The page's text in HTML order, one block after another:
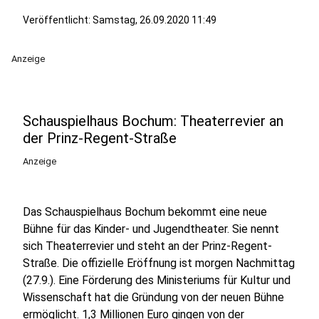
Veröffentlicht: Samstag, 26.09.2020 11:49
Anzeige
Schauspielhaus Bochum: Theaterrevier an
der Prinz-Regent-Straße
Anzeige
Das Schauspielhaus Bochum bekommt eine neue
Bühne für das Kinder- und Jugendtheater. Sie nennt
sich Theaterrevier und steht an der Prinz-Regent-
Straße. Die offizielle Eröffnung ist morgen Nachmittag
(27.9.). Eine Förderung des Ministeriums für Kultur und
Wissenschaft hat die Gründung von der neuen Bühne
ermöglicht. 1,3 Millionen Euro gingen von der